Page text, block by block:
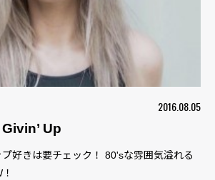
2016.08.05
Up
好きは要チェック！ 80'sな雰囲気溢れる